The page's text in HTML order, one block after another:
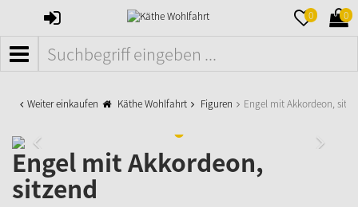
ANMELDEN 0 0
MENÜ
Weiter einkaufen Käthe Wohlfahrt Figuren Engel mit Akkordeon,
Engel mit Akkordeon,
sitzend